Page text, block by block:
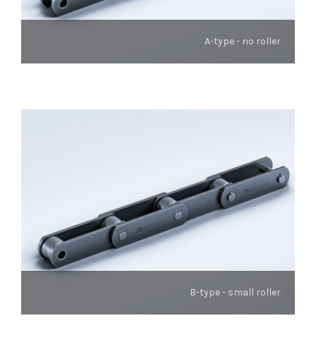
A-type - no roller
B-type - small roller